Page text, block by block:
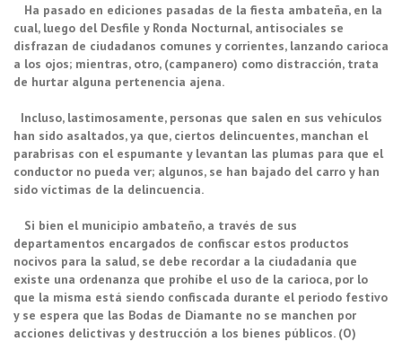
Ha pasado en ediciones pasadas de la fiesta ambateña, en la
cual, luego del Desfile y Ronda Nocturnal, antisociales se
disfrazan de ciudadanos comunes y corrientes, lanzando carioca
a los ojos; mientras, otro, (campanero) como distracción, trata
de hurtar alguna pertenencia ajena.
Incluso, lastimosamente, personas que salen en sus vehículos
han sido asaltados, ya que, ciertos delincuentes, manchan el
parabrisas con el espumante y levantan las plumas para que el
conductor no pueda ver; algunos, se han bajado del carro y han
sido víctimas de la delincuencia.
Si bien el municipio ambateño, a través de sus
departamentos encargados de confiscar estos productos
nocivos para la salud, se debe recordar a la ciudadanía que
existe una ordenanza que prohíbe el uso de la carioca, por lo
que la misma está siendo confiscada durante el periodo festivo
y se espera que las Bodas de Diamante no se manchen por
acciones delictivas y destrucción a los bienes públicos. (O)